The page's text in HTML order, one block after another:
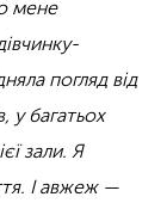
мене
погляд від
у багатьох
зали. Я
І авжеж —